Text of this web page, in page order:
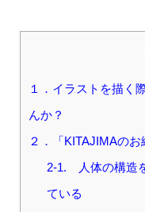
１．イラストを描く
んか？
２．「KITAJIMAの
2-1. 人体の構造
ている